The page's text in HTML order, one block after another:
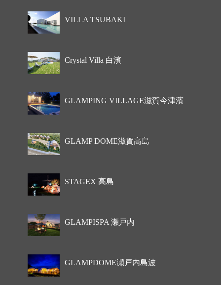
VILLA TSUBAKI
Crystal Villa 白濱
GLAMPING VILLAGE滋賀今津濱
GLAMP DOME滋賀高島
STAGEX 高島
GLAMPISPA 瀬戸内
GLAMPDOME瀬戸内島波